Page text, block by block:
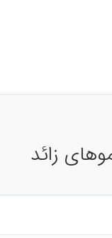
زائد